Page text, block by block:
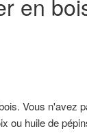
Vous n'avez
ou huile de